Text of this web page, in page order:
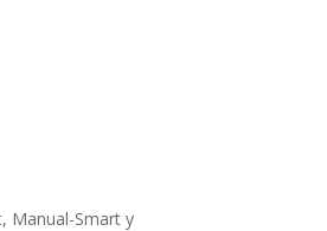
Manual-Smart y